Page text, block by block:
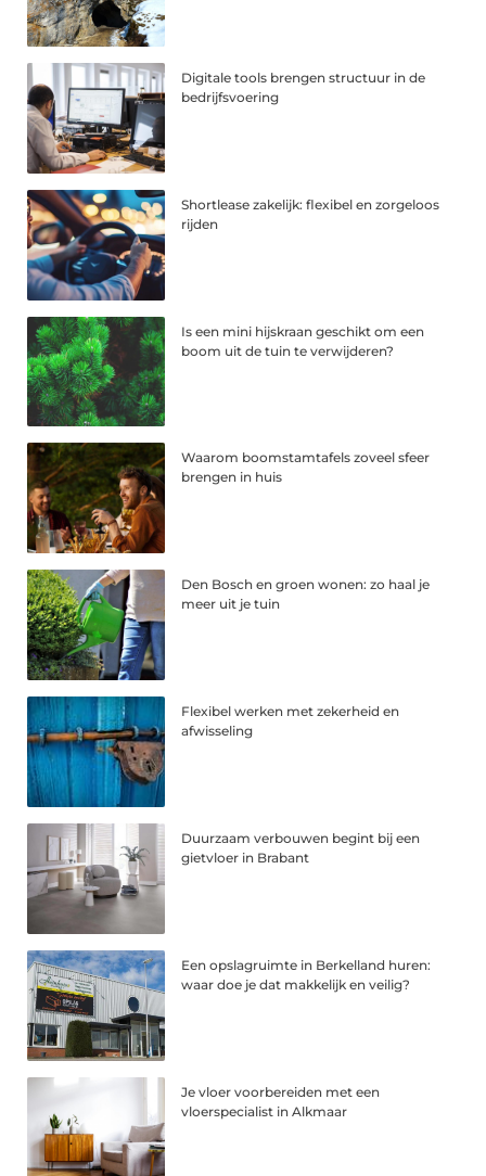
Digitale tools brengen structuur in de
bedrijfsvoering
Shortlease zakelijk: flexibel en zorgeloos
rijden
Is een mini hijskraan geschikt om een
boom uit de tuin te verwijderen?
Waarom boomstamtafels zoveel sfeer
brengen in huis
Den Bosch en groen wonen: zo haal je
meer uit je tuin
Flexibel werken met zekerheid en
afwisseling
Duurzaam verbouwen begint bij een
gietvloer in Brabant
Een opslagruimte in Berkelland huren:
waar doe je dat makkelijk en veilig?
Je vloer voorbereiden met een
vloerspecialist in Alkmaar